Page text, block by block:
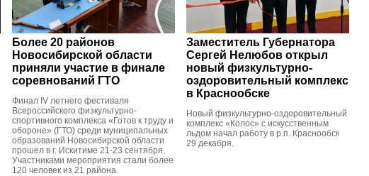
Более 20 районов
Новосибирской области
приняли участие в финале
соревнований ГТО
Финал IV летнего фестиваля
Всероссийского физкультурно-
спортивного комплекса «Готов к труду и
обороне» (ГТО) среди муниципальных
образований Новосибирской области
прошел в г. Искитиме 21-23 сентября.
Участниками мероприятия стали более
120 человек из 21 района.
Заместитель Губернатора
Сергей Нелюбов открыл
новый физкультурно-
оздоровительный комплекс
в Краснообске
Новый физкультурно-оздоровительный
комплекс «Колос» с искусственным
льдом начал работу в р.п. Краснообск
29 декабря.